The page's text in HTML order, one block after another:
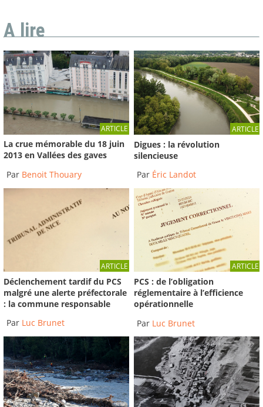
A lire
ARTICLE
La crue mémorable du 18 juin
2013 en Vallées des gaves
Par Benoit Thouary
ARTICLE
Digues : la révolution
silencieuse
Par Éric Landot
ARTICLE
Déclenchement tardif du PCS
malgré une alerte préfectorale
: la commune responsable
Par Luc Brunet
ARTICLE
PCS : de l’obligation
réglementaire à l’efficience
opérationnelle
Par Luc Brunet